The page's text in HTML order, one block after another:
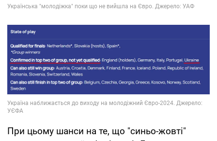
При цьому шанси на те, що "синьо-жовті"